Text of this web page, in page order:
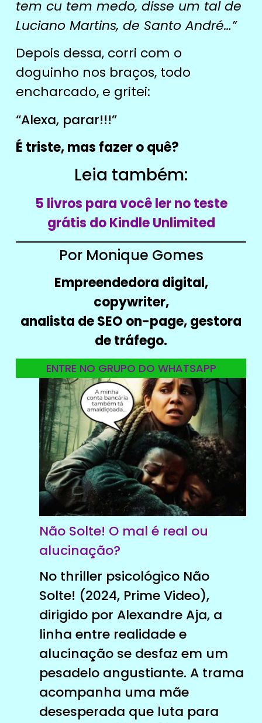
tem cu tem medo, disse um tal de
Luciano Martins, de Santo André…”
Depois dessa, corri com o
doguinho nos braços, todo
encharcado, e gritei:
“Alexa, parar!!!”
É triste, mas fazer o quê?
Leia também:
5 livros para você ler no teste
grátis do Kindle Unlimited
Por Monique Gomes
Empreendedora digital,
copywriter,
analista de SEO on-page, gestora
de tráfego.
ENTRE NO GRUPO DO WHATSAPP
Não Solte! O mal é real ou
alucinação?
No thriller psicológico Não
Solte! (2024, Prime Video),
dirigido por Alexandre Aja, a
linha entre realidade e
alucinação se desfaz em um
pesadelo angustiante. A trama
acompanha uma mãe
desesperada que luta para